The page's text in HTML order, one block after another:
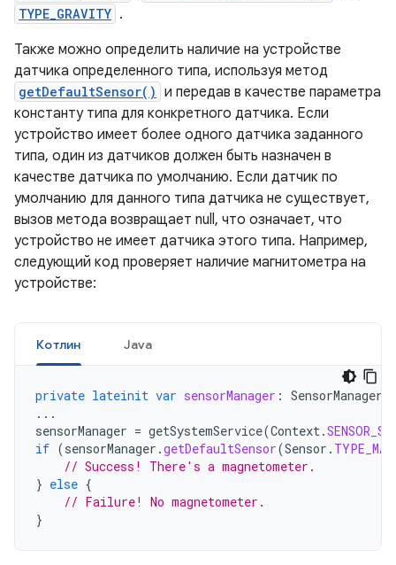
TYPE_GRAVITY .
Также можно определить наличие на устройстве
датчика определенного типа, используя метод
getDefaultSensor() и передав в качестве параметра
константу типа для конкретного датчика. Если
устройство имеет более одного датчика заданного
типа, один из датчиков должен быть назначен в
качестве датчика по умолчанию. Если датчик по
умолчанию для данного типа датчика не существует,
вызов метода возвращает null, что означает, что
устройство не имеет датчика этого типа. Например,
следующий код проверяет наличие магнитометра на
устройстве:
Котлин Java
private lateinit var sensorManager : SensorManager
...
sensorManager = getSystemService(Context.
if (sensorManager .getDefaultSensor(Sensor .
// Success! There's a magnetometer.
} else {
// Failure! No magnetometer.
}